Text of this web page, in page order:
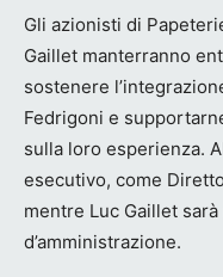
Gli azionisti di
Gaillet manterranno
sostenere
Fedrigoni e
sulla loro esperienza.
esecutivo, come
mentre Luc Gaillet
d’amministrazione.